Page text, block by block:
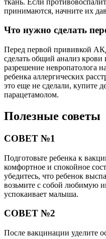
принимаются, начните их
Что нужно сделать
Перед первой прививкой
сделать общий анализ
разрешение невропатолога
ребенка аллергических
это еще не сделали, купите
парацетамолом.
Полезные советы
СОВЕТ №1
Подготовьте ребенка к
комфортное и спокойное
убедитесь, что ребенок
возьмите с собой любимую
успокаивает малыша.
СОВЕТ №2
После вакцинации уделите